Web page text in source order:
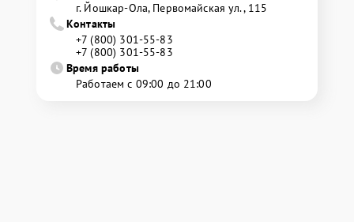
г. Йошкар-Ола, Первомайская ул., 115
Контакты
+7 (800) 301-55-83
+7 (800) 301-55-83
Время работы
Работаем с 09:00 до 21:00